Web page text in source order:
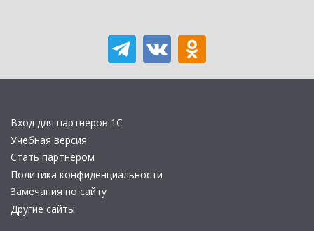
Вход для партнеров 1С
Учебная версия
Стать партнером
Политика конфиденциальности
Замечания по сайту
Другие сайты